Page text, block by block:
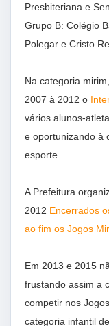
Presbiteriana e
Grupo B: Colégio
Polegar e Cristo
Na categoria
2007 à 2012 o
vários alunos-
e oportunizando à
esporte.
A Prefeitura
2012 Encerrados
ao fim os Jogos
Em 2013 e 2015
frustando assim a
competir nos
categoria infantil